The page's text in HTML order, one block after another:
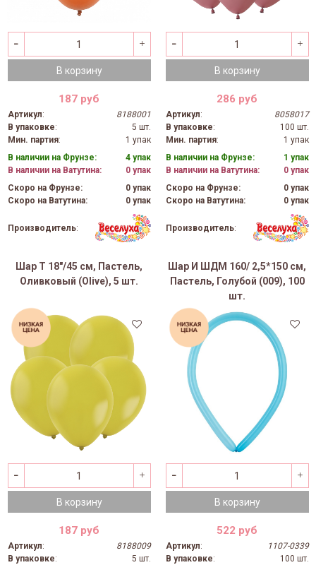
В корзину
187 руб
Артикул:
8188001
В упаковке:
5 шт.
Мин. партия:
1 упак
В наличии на Фрунзе:
4 упак
В наличии на Ватутина:
0 упак
Скоро на Фрунзе:
0 упак
Скоро на Ватутина:
0 упак
Производитель:
В корзину
286 руб
Артикул:
8058017
В упаковке:
100 шт.
Мин. партия:
1 упак
В наличии на Фрунзе:
1 упак
В наличии на Ватутина:
0 упак
Скоро на Фрунзе:
0 упак
Скоро на Ватутина:
0 упак
Производитель:
Шар Т 18"/45 см, Пастель,
Оливковый (Olive), 5 шт.
В корзину
187 руб
Артикул:
8188009
В упаковке:
5 шт.
Шар И ШДМ 160/ 2,5*150 см,
Пастель, Голубой (009), 100
шт.
В корзину
522 руб
Артикул:
1107-0339
В упаковке:
100 шт.